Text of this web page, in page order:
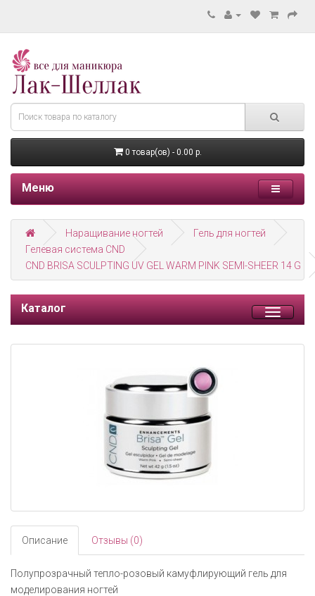
0 товар(ов) - 0.00 р.
Меню
Наращивание ногтей
Гель для ногтей
Гелевая система CND
CND BRISA SCULPTING UV GEL WARM PINK SEMI-SHEER 14 G
Каталог
Toggle
Описание Отзывы (0)
Полупрозрачный тепло-розовый камуфлирующий гель для
моделирования ногтей